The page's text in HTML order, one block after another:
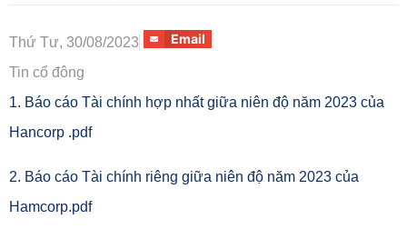
Thứ Tư, 30/08/2023
Tin cổ đông
Email
1. Báo cáo Tài chính hợp nhất giữa niên độ năm 2023 của
Hancorp .pdf
2. Báo cáo Tài chính riêng giữa niên độ năm 2023 của
Hamcorp.pdf